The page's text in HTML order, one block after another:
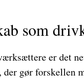
som
er det
gør forskellen